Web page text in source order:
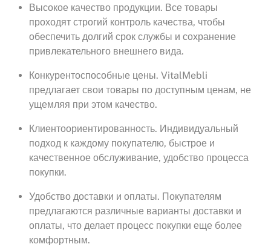
Высокое качество продукции. Все товары
проходят строгий контроль качества, чтобы
обеспечить долгий срок службы и сохранение
привлекательного внешнего вида.
Конкурентоспособные цены. VitalMebli
предлагает свои товары по доступным ценам, не
ущемляя при этом качество.
Клиентоориентированность. Индивидуальный
подход к каждому покупателю, быстрое и
качественное обслуживание, удобство процесса
покупки.
Удобство доставки и оплаты. Покупателям
предлагаются различные варианты доставки и
оплаты, что делает процесс покупки еще более
комфортным.